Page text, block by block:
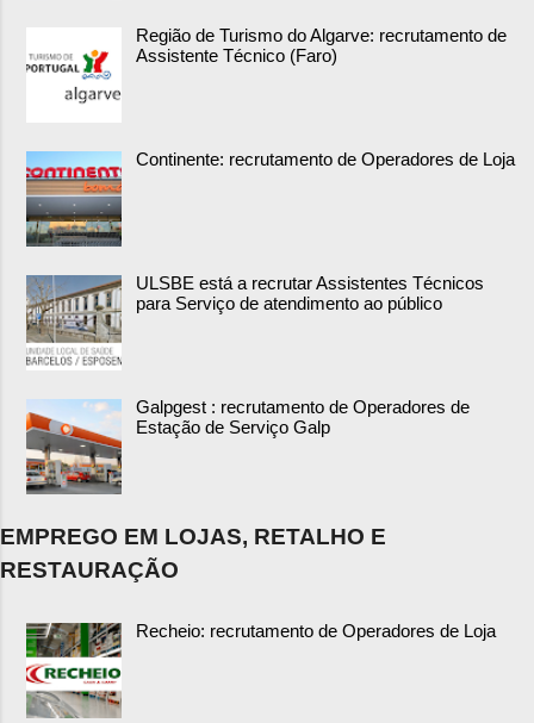
Região de Turismo do Algarve: recrutamento de
Assistente Técnico (Faro)
Continente: recrutamento de Operadores de Loja
ULSBE está a recrutar Assistentes Técnicos
para Serviço de atendimento ao público
Galpgest : recrutamento de Operadores de
Estação de Serviço Galp
EMPREGO EM LOJAS, RETALHO E
RESTAURAÇÃO
Recheio: recrutamento de Operadores de Loja